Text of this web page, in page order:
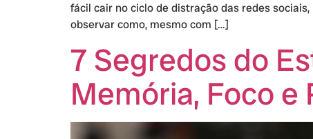
fácil cair no ciclo de distração das redes
observar como, mesmo com […]
7 Segredos do
Memória, Foco e